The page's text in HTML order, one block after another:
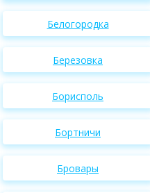
Белогородка
Березовка
Борисполь
Бортничи
Бровары